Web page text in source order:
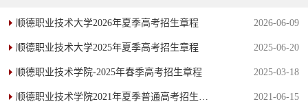
顺德职业技术大学2026年夏季高考招生章程 2026-06-09
顺德职业技术大学2025年夏季高考招生章程 2025-06-20
顺德职业技术学院-2025年春季高考招生章程 2025-03-18
顺德职业技术学院2021年夏季普通高考招生简章 2021-06-15